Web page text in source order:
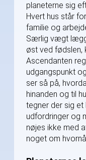
planeterne sig
Hvert hus står
familie og
Særlig vægt
øst ved fødslen,
Ascendanten
udgangspunkt
ser så på,
hinanden og til
tegner der sig et
udfordringer og
nøjes ikke med
noget om